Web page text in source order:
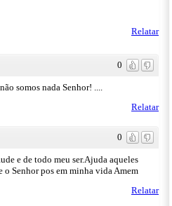
Relatar
0
somos nada Senhor! ....
Relatar
0
e de todo meu ser.Ajuda aqueles
Senhor pos em minha vida Amem
Relatar